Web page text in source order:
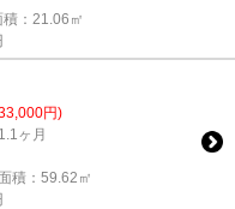
：21.06㎡
円)
ヶ月
積：59.62㎡